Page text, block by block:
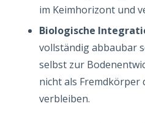
im Keimhorizont und
Biologische
vollständig abbaubar
selbst zur
nicht als
verbleiben.